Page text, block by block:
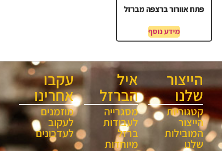
פתח אוורור ברצפה מברזל
מידע נוסף
הייצור
שלנו
קטגוריות
הייצור
המובילות
שלנו
איל
הברזל
מסגרייה
לעבודות
ברזל
מיוחדות
עקבו
אחרינו
מוזמנים
לעקוב
לעדכונים